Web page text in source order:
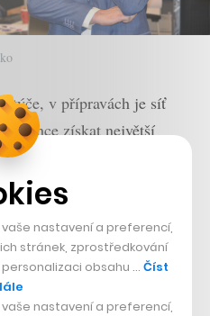
týče, v přípravách je síť
chce získat největší
možnosti si zásilku
Pojí se s tím i možnost
výdejního místa.
i z druhé strany, čili
na sběrné místo, odkud
nastavení a preferencí,
stránek, zprostředkování
obsahu … Číst
nastavení a preferencí,